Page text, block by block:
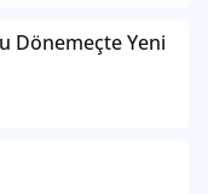
Dönemeçte Yeni